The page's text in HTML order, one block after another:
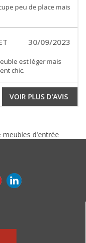
peu de place mais
30/09/2023
est léger mais
chic.
VOIR PLUS D'AVIS
meubles d'entrée